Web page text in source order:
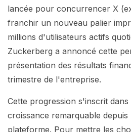
lancée pour concurrencer X
franchir un nouveau palier
millions d'utilisateurs actifs
Zuckerberg a annoncé cette
présentation des résultats
trimestre de l'entreprise.
Cette progression s'inscrit
croissance remarquable depuis
plateforme. Pour mettre les